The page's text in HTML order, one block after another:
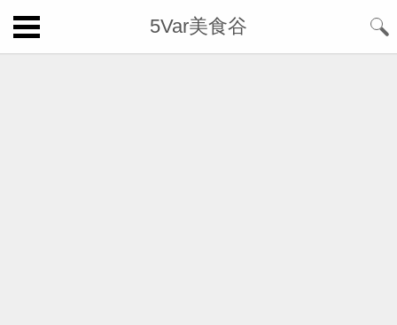
5Var美食谷